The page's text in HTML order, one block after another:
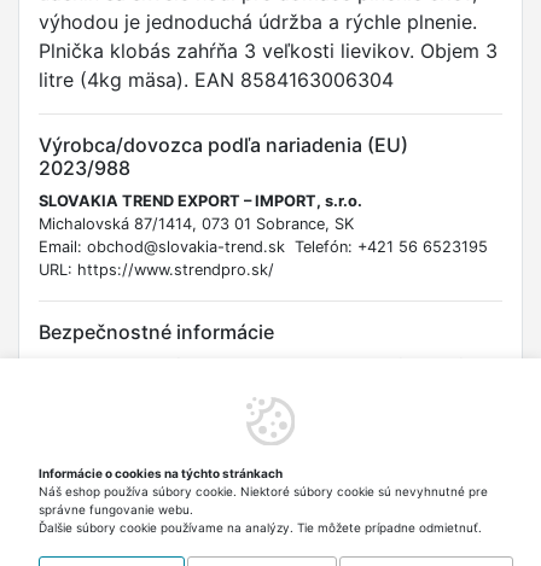
výhodou je jednoduchá údržba a rýchle plnenie.
Plnička klobás zahŕňa 3 veľkosti lievikov. Objem 3
litre (4kg mäsa). EAN 8584163006304
Výrobca/dovozca podľa nariadenia (EU)
2023/988
SLOVAKIA TREND EXPORT – IMPORT, s.r.o.
Michalovská 87/1414, 073 01 Sobrance, SK
Email: obchod@slovakia-trend.sk Telefón: +421 56 6523195
URL: https://www.strendpro.sk/
Bezpečnostné informácie
si pozorne prečítajte návod na obsluhu. Používajte s
opatrnosťou a dodržiavajte bezpečnostné pokyny výrobcu.
Výrobok je určený na styk s potravinami a spĺňa požiadavky
nariadenia (ES) č. 1935/2004. Vekové obmedzenie: Nie je
určené pre deti. Len pre dospelých.
Informácie o cookies na týchto stránkach
Náš eshop používa súbory cookie. Niektoré súbory cookie sú nevyhnutné pre
správne fungovanie webu.
Ďalšie súbory cookie používame na analýzy. Tie môžete prípadne odmietnuť.